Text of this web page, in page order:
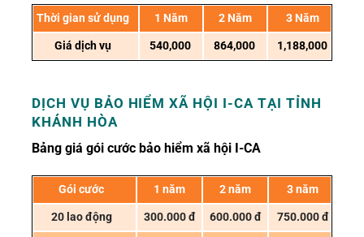
Thời gian sử dụng 1 Năm 2 Năm
3 Năm
Giá dịch vụ
540,000 864,000 1,188,000
DỊCH VỤ BẢO HIỂM XÃ HỘI I-CA TẠI TỈNH
KHÁNH HÒA
Bảng giá gói cước bảo hiểm xã hội I-CA
Gói cước 1 năm 2 năm
3 năm
20 lao động
300.000 đ 600.000 đ 750.000 đ